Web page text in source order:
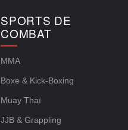
SPORTS DE
COMBAT
MMA
Boxe & Kick-Boxing
Muay Thaï
JJB & Grappling